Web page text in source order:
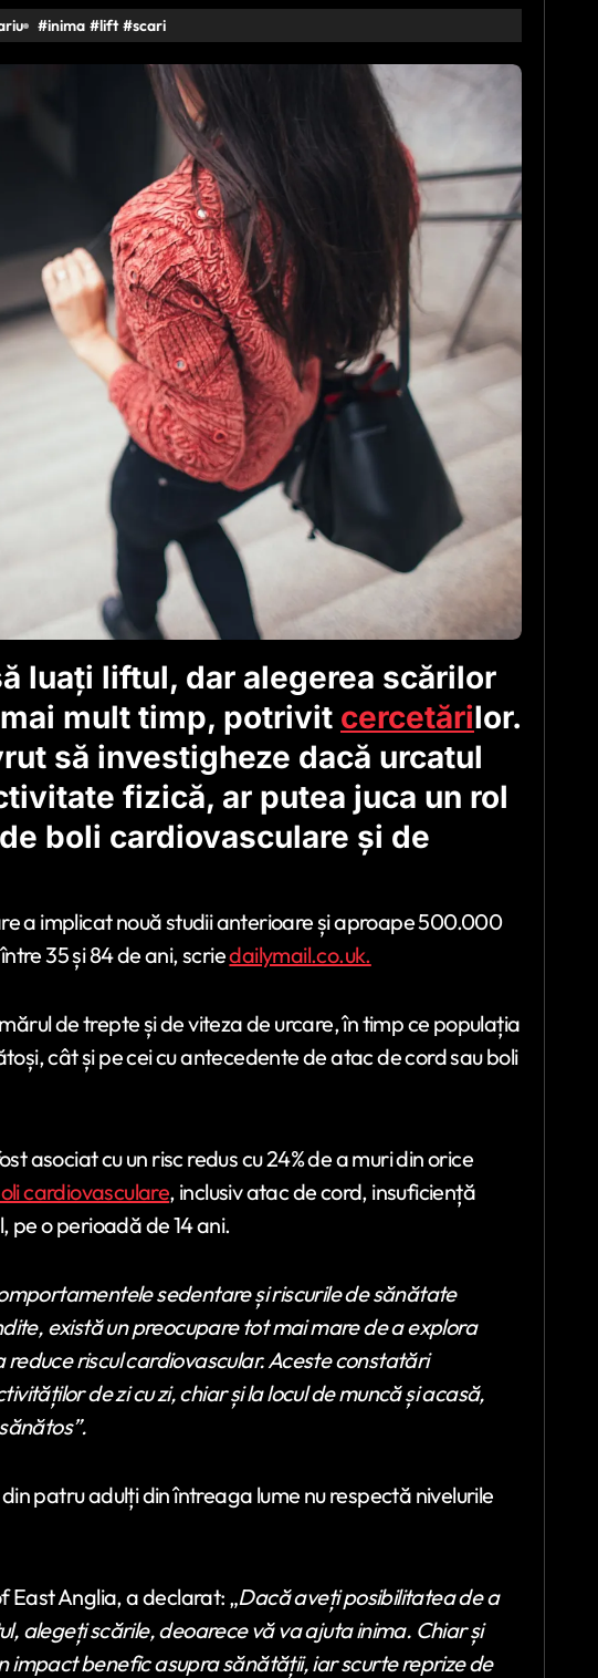
#inima #lift #scari
luați liftul, dar alegerea scărilor
mult timp, potrivit cercetărilor.
să investigheze dacă urcatul
fizică, ar putea juca un rol
boli cardiovasculare și de
a implicat nouă studii anterioare și aproape 500.000
35 și 84 de ani, scriedailymail.co.uk.
de trepte și de viteza de urcare, în timp ce populația
cât și pe cei cu antecedente de atac de cord sau boli
asociat cu un risc redus cu 24% de a muri din orice
cardiovasculare, inclusiv atac de cord, insuficiență
pe o perioadă de 14 ani.
sedentare și riscurile de sănătate
există un preocupare tot mai mare de a explora
riscul cardiovascular. Aceste constatări
de zi cu zi, chiar și la locul de muncă și acasă,
patru adulți din întreaga lume nu respectă nivelurile
East Anglia, a declarat: „Dacă aveți posibilitatea de a
alegeți scările, deoarece vă va ajuta inima. Chiar și
impact benefic asupra sănătății, iar scurte reprize de